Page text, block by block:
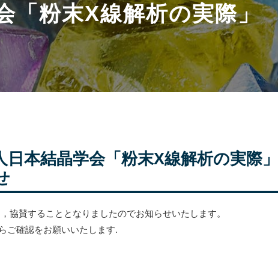
「粉末X線解析の実際
日本結晶学会「粉末X線解析の実際
協賛することとなりましたのでお知らせいたします。
ご確認をお願いいたします.